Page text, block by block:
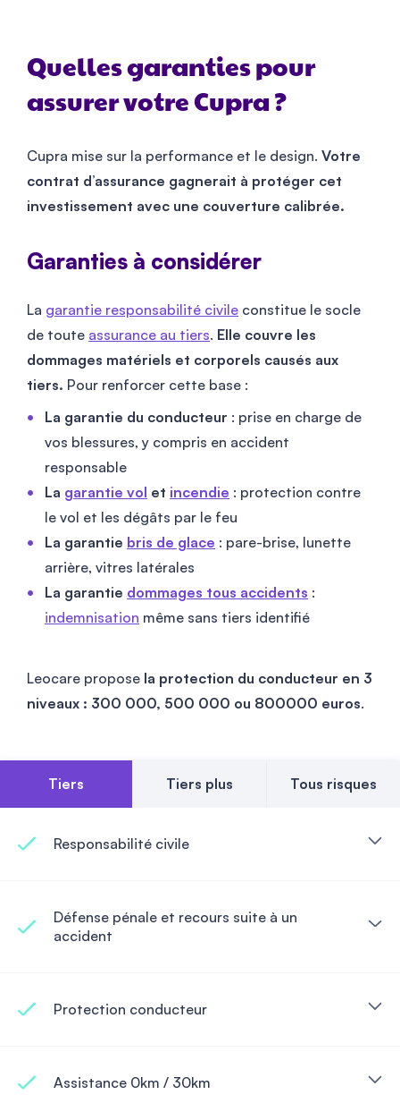
Quelles garanties pour
assurer votre Cupra ?
Cupra mise sur la performance et le design. Votre
contrat d’assurance gagnerait à protéger cet
investissement avec une couverture calibrée.
Garanties à considérer
La garantie responsabilité civile constitue le socle
de toute assurance au tiers. Elle couvre les
dommages matériels et corporels causés aux
tiers. Pour renforcer cette base :
La garantie du conducteur : prise en charge de
vos blessures, y compris en accident
responsable
La garantie vol et incendie : protection contre
le vol et les dégâts par le feu
La garantie bris de glace : pare-brise, lunette
arrière, vitres latérales
La garantie dommages tous accidents :
indemnisation même sans tiers identifié
Leocare propose la protection du conducteur en 3
niveaux : 300 000, 500 000 ou 800000 euros.
Tiers Tiers plus Tous risques
Responsabilité civile
Défense pénale et recours suite à un
accident
Protection conducteur
Assistance 0km / 30km